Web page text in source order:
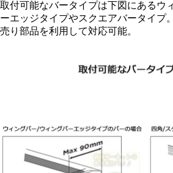
取付可能なバータイプは下図にあるウ
ーエッジタイプやスクエアバータイプ
売り部品を利用して対応可能。